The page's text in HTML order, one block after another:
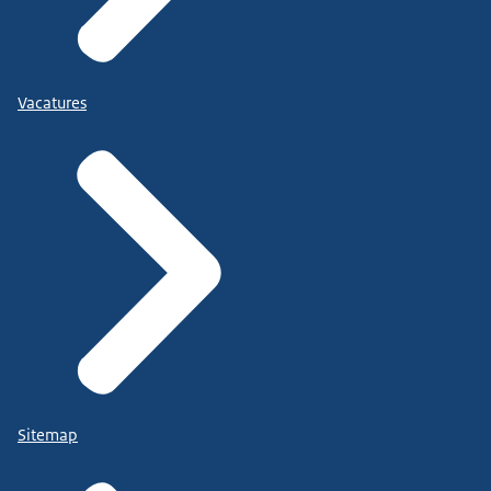
Vacatures
Sitemap